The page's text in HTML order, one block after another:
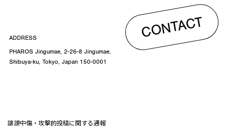
CONTACT
ADDRESS
PHAROS Jingumae, 2-26-8 Jingumae,
Shibuya-ku, Tokyo, Japan 150-0001
誹謗中傷・攻撃的投稿に関する通報